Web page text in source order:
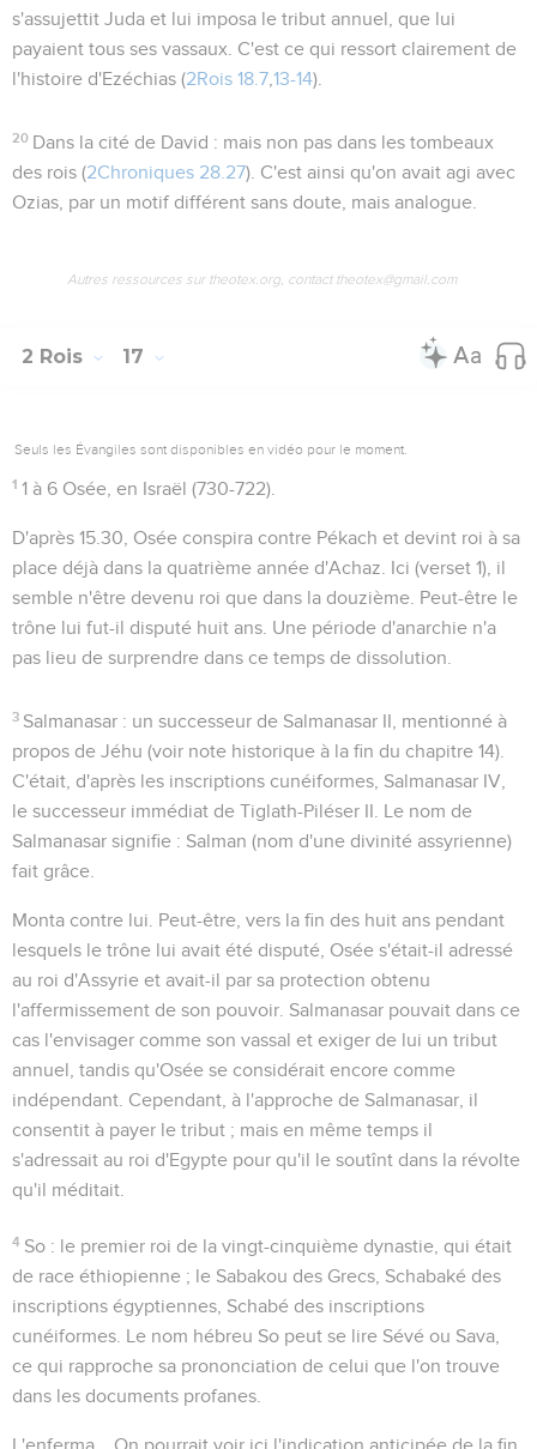
s'assujettit Juda et lui imposa le tribut annuel, que lui
payaient tous ses vassaux. C'est ce qui ressort clairement de
l'histoire d'Ezéchias (2Rois 18.7 13-14).
20 Dans la cité de David : mais non pas dans les tombeaux
des rois (2Chroniques 28.27). C'est ainsi qu'on avait agi avec
Ozias, par un motif différent sans doute, mais analogue.
Autres ressources sur theotex.org, contact theotex@gmail.com
2 Rois 17
Seuls les Évangiles sont disponibles en vidéo pour le moment.
1 1 à 6 Osée, en Israël (730-722).
D'après 15.30 , Osée conspira contre Pékach et devint roi à sa
place déjà dans la quatrième année d'Achaz. Ici (verset 1), il
semble n'être devenu roi que dans la douzième. Peut-être le
trône lui fut-il disputé huit ans. Une période d'anarchie n'a
pas lieu de surprendre dans ce temps de dissolution.
3 Salmanasar : un successeur de Salmanasar II, mentionné à
propos de Jéhu (voir note historique à la fin du chapitre 14).
C'était, d'après les inscriptions cunéiformes, Salmanasar IV,
le successeur immédiat de Tiglath-Piléser II. Le nom de
Salmanasar signifie : Salman (nom d'une divinité assyrienne)
fait grâce
Monta contre lui . Peut-être, vers la fin des huit ans pendant
lesquels le trône lui avait été disputé, Osée s'était-il adressé
au roi d'Assyrie et avait-il par sa protection obtenu
l'affermissement de son pouvoir. Salmanasar pouvait dans ce
cas l'envisager comme son vassal et exiger de lui un tribut
annuel, tandis qu'Osée se considérait encore comme
indépendant. Cependant, à l'approche de Salmanasar, il
consentit à payer le tribut ; mais en même temps il
s'adressait au roi d'Egypte pour qu'il le soutînt dans la révolte
qu'il méditait.
4 So : le premier roi de la vingt-cinquième dynastie, qui était
de race éthiopienne ; le Sabakou des Grecs, Schabaké des
inscriptions égyptiennes, Schabé des inscriptions
cunéiformes. Le nom hébreu So peut se lire Sévé ou Sava,
ce qui rapproche sa prononciation de celui que l'on trouve
dans les documents profanes.
L'enferma... On pourrait voir ici l'indication anticipée de la fin